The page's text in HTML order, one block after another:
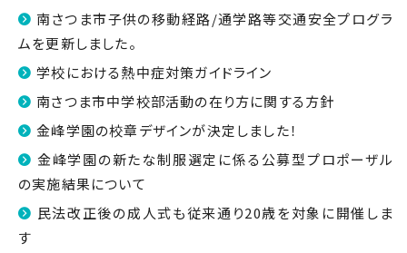
南さつま市子供の移動経路/通学路等交通安全プログラ
ムを更新しました。
学校における熱中症対策ガイドライン
南さつま市中学校部活動の在り方に関する方針
金峰学園の校章デザインが決定しました！
金峰学園の新たな制服選定に係る公募型プロポーザル
の実施結果について
民法改正後の成人式も従来通り20歳を対象に開催しま
す